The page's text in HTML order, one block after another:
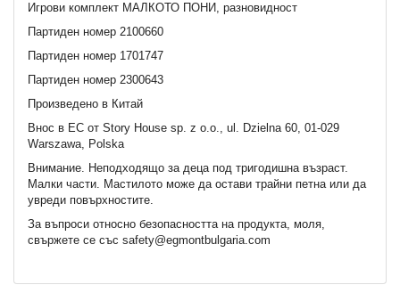
Игрови комплект МАЛКОТО ПОНИ, разновидност
Партиден номер 2100660
Партиден номер 1701747
Партиден номер 2300643
Произведено в Китай
Внос в ЕС от Story House sp. z o.o., ul. Dzielna 60, 01-029
Warszawa, Polska
Внимание. Неподходящo за деца под тригодишна възраст.
Малки части. Мастилото може да остави трайни петна или да
увреди повърхностите.
За въпроси относно безопасността на продукта, моля,
свържете се със safety@egmontbulgaria.com